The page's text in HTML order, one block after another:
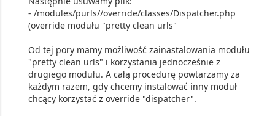
- /modules/purls//override/classes/Dispatcher.php
(override modułu "pretty clean urls"
Od tej pory mamy możliwość zainastalowania modułu
"pretty clean urls" i korzystania jednocześnie z
drugiego modułu. A całą procedurę powtarzamy za
każdym razem, gdy chcemy instalować inny moduł
chcący korzystać z override "dispatcher".